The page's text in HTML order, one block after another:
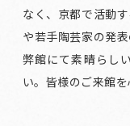
なく、京都で活動
や若手陶芸家の発
弊館にて素晴らし
い。皆様のご来館を